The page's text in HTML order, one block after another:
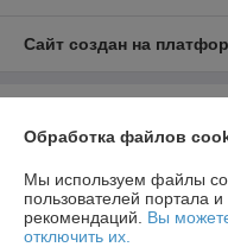
Сайт создан на
"ЛедЭлектроСвет"
ул. Будславская, д. 19, офис
Регистрационный номер
Обработка файлов
Мы используем файлы
пользователей портала
рекомендаций. Вы
отключить их.